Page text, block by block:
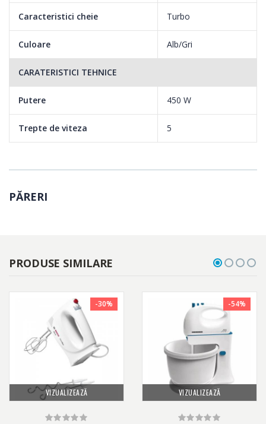
Motorul puternic de 450 W te va ajuta sa prepari cu usurinta
- Amestecare omogena pentru aluat aerat
Castronul a fost creat pentru a se potrivi perfect formei conice a
paletelor pentru rezultate optime de amestecare.
- Castron de 3 l cu actionare automata pentru amestecare
Caracteristici cheie Turbo
Culoare Alb/Gri
CARATERISTICI TEHNICE
Putere 450 W
Trepte de viteza 5
PĂRERI
PRODUSE SIMILARE
VIZUALIZEAZĂ
-30%
VIZUALIZEAZĂ
-54%